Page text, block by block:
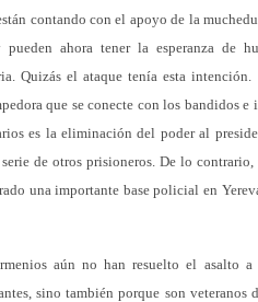
contando con el apoyo de la
ahora tener la esperanza de
Quizás el ataque tenía esta
que se conecte con los bandidos
es la eliminación del poder al
de otros prisioneros. De lo
una importante base policial en
aún no han resuelto el asalto
sino también porque son veteranos